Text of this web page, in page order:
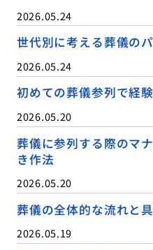
2026.05.24
世代別に考える葬儀の
2026.05.24
初めての葬儀参列で経
2026.05.20
葬儀に参列する際のマ
き作法
2026.05.20
葬儀の全体的な流れと
2026.05.19